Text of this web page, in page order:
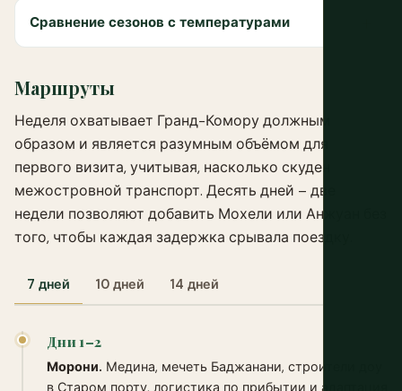
Сравнение сезонов с температурами
Маршруты
Неделя охватывает Гранд-Комору должным
образом и является разумным объёмом для
первого визита, учитывая, насколько скуден
межостровной транспорт. Десять дней – две
недели позволяют добавить Мохели или Анжуан без
того, чтобы каждая задержка срывала поездку.
7 дней 10 дней 14 дней
Дни 1–2
Морони. Медина, мечеть Баджанани, строители доу
в Старом порту, логистика по прибытии и адаптация